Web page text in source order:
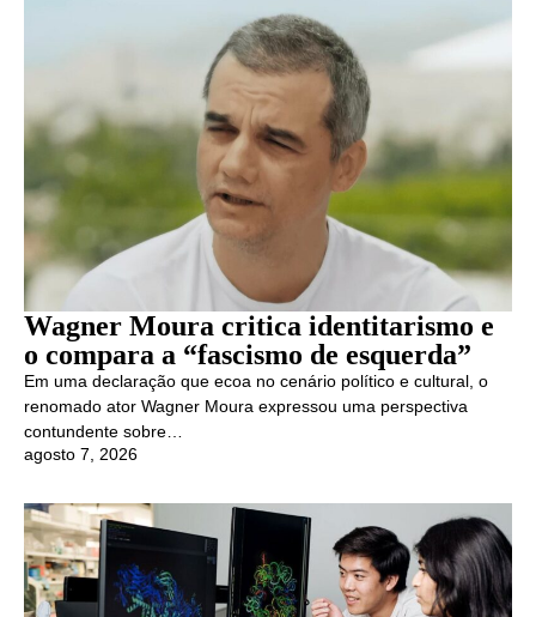
Wagner Moura critica identitarismo e
o compara a “fascismo de esquerda”
Em uma declaração que ecoa no cenário político e cultural, o
renomado ator Wagner Moura expressou uma perspectiva
contundente sobre…
agosto 7, 2026